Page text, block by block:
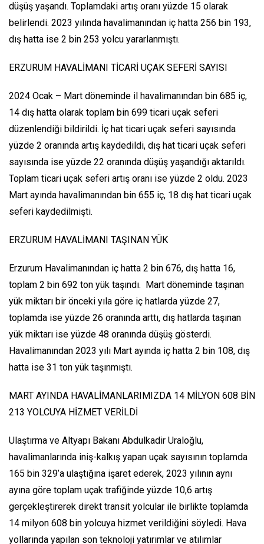
düşüş yaşandı. Toplamdaki artış oranı yüzde 15 olarak
belirlendi. 2023 yılında havalimanından iç hatta 256 bin 193,
dış hatta ise 2 bin 253 yolcu yararlanmıştı.
ERZURUM HAVALİMANI TİCARİ UÇAK SEFERİ SAYISI
2024 Ocak – Mart döneminde il havalimanından bin 685 iç,
14 dış hatta olarak toplam bin 699 ticari uçak seferi
düzenlendiği bildirildi. İç hat ticari uçak seferi sayısında
yüzde 2 oranında artış kaydedildi, dış hat ticari uçak seferi
sayısında ise yüzde 22 oranında düşüş yaşandığı aktarıldı.
Toplam ticari uçak seferi artış oranı ise yüzde 2 oldu. 2023
Mart ayında havalimanından bin 655 iç, 18 dış hat ticari uçak
seferi kaydedilmişti.
ERZURUM HAVALİMANI TAŞINAN YÜK
Erzurum Havalimanından iç hatta 2 bin 676, dış hatta 16,
toplam 2 bin 692 ton yük taşındı. Mart döneminde taşınan
yük miktarı bir önceki yıla göre iç hatlarda yüzde 27,
toplamda ise yüzde 26 oranında arttı, dış hatlarda taşınan
yük miktarı ise yüzde 48 oranında düşüş gösterdi.
Havalimanından 2023 yılı Mart ayında iç hatta 2 bin 108, dış
hatta ise 31 ton yük taşınmıştı.
MART AYINDA HAVALİMANLARIMIZDA 14 MİLYON 608 BİN
213 YOLCUYA HİZMET VERİLDİ
Ulaştırma ve Altyapı Bakanı Abdulkadir Uraloğlu,
havalimanlarında iniş-kalkış yapan uçak sayısının toplamda
165 bin 329’a ulaştığına işaret ederek, 2023 yılının aynı
ayına göre toplam uçak trafiğinde yüzde 10,6 artış
gerçekleştirerek direkt transit yolcular ile birlikte toplamda
14 milyon 608 bin yolcuya hizmet verildiğini söyledi. Hava
yollarında yapılan son teknoloji yatırımlar ve atılımlar